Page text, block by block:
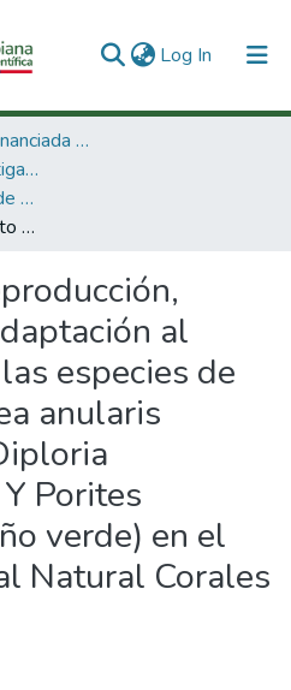
Log In (current)
1. Investigación Financiada con Recursos Públicos
1.1 Productos de investigación
1.1.1. Informes Finales de Proyectos de Investigación
Reproducción, crecimiento y adaptación al transplante de las especies de coral Montastrea anularis (moñotipo 1), Diploria laberintiformis Y Porites astreoides (moño verde) en el Parque Nacional Natural Corales del Rosario
al
especies de
anularis
Porites
verde) en el
Natural Corales